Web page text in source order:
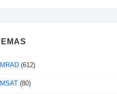
(612)
(80)